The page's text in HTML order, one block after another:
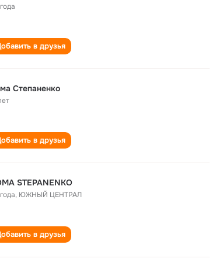
в друзья
Степаненко
в друзья
STEPANENKO
, ЮЖНЫЙ ЦЕНТРАЛ
в друзья